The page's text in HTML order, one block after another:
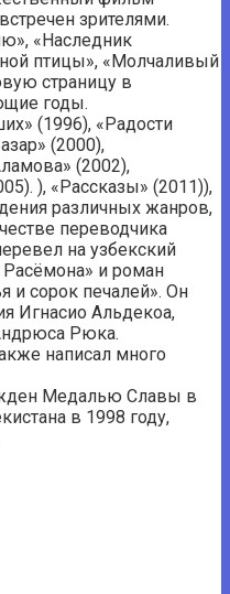
зрителями.
«Наследник
птицы», «Молчаливый
страницу в
годы.
(1996), «Радости
(2000),
(2002),
), «Рассказы» (2011)),
различных жанров,
переводчика
на узбекский
и роман
и сорок печалей». Он
Игнасио Альдекоа,
Рюка.
написал много
Медалью Славы в
в 1998 году,